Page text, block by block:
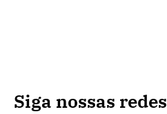
Siga nossas redes